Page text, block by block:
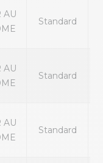
AU
Standard
AU
Standard
AU
Standard